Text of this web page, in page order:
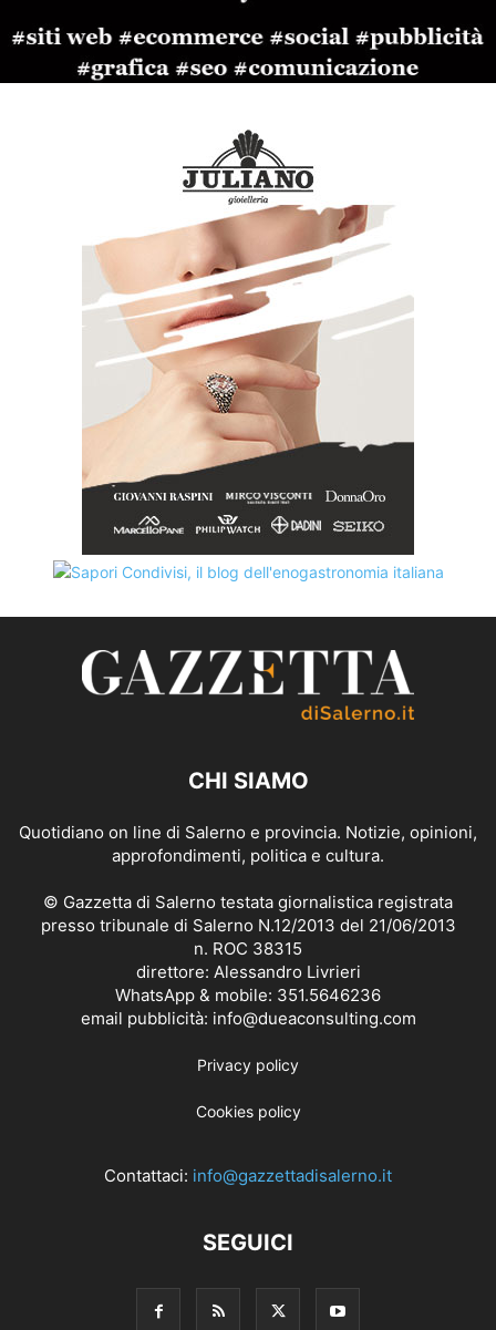
CHI SIAMO
Quotidiano on line di Salerno e provincia. Notizie, opinioni,
approfondimenti, politica e cultura.
© Gazzetta di Salerno testata giornalistica registrata
presso tribunale di Salerno N.12/2013 del 21/06/2013
n. ROC 38315
direttore: Alessandro Livrieri
WhatsApp & mobile: 351.5646236
email pubblicità: info@dueaconsulting.com
Privacy policy
Cookies policy
Contattaci: info@gazzettadisalerno.it
SEGUICI